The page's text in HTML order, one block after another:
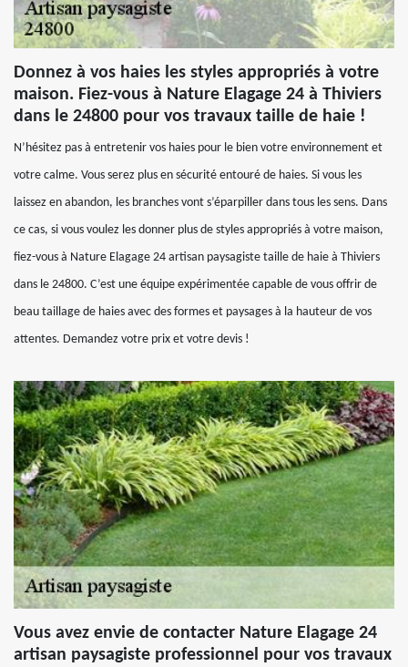
Donnez à vos haies les styles appropriés à votre
maison. Fiez-vous à Nature Elagage 24 à Thiviers
dans le 24800 pour vos travaux taille de haie !
N’hésitez pas à entretenir vos haies pour le bien votre environnement et
votre calme. Vous serez plus en sécurité entouré de haies. Si vous les
laissez en abandon, les branches vont s’éparpiller dans tous les sens. Dans
ce cas, si vous voulez les donner plus de styles appropriés à votre maison,
fiez-vous à Nature Elagage 24 artisan paysagiste taille de haie à Thiviers
dans le 24800. C’est une équipe expérimentée capable de vous offrir de
beau taillage de haies avec des formes et paysages à la hauteur de vos
attentes. Demandez votre prix et votre devis !
Vous avez envie de contacter Nature Elagage 24
artisan paysagiste professionnel pour vos travaux